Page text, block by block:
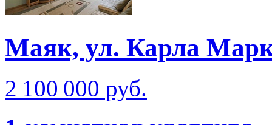
Маяк, ул. Карла
2 100 000 руб.